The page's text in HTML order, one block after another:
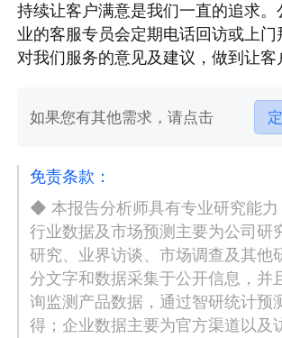
持续让客户满意是我们一直的追求。
业的客服专员会定期电话回访或上门
对我们服务的意见及建议，做到让客
如果您有其他需求，请点击
免责条款：
◆ 本报告分析师具有专业研究能力
行业数据及市场预测主要为公司研
研究、业界访谈、市场调查及其他
分文字和数据采集于公开信息，并
询监测产品数据，通过智研统计预
得；企业数据主要为官方渠道以及